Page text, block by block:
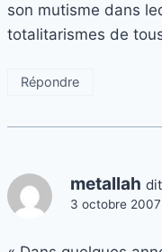
son mutisme dans
totalitarismes de
Répondre
metallah
3 octobre 2007